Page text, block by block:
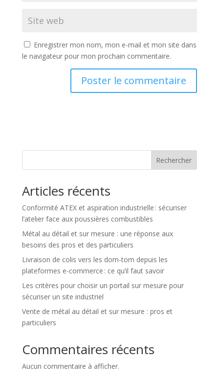
Enregistrer mon nom, mon e-mail et mon site dans
le navigateur pour mon prochain commentaire.
Rechercher
Articles récents
Conformité ATEX et aspiration industrielle : sécuriser
l’atelier face aux poussières combustibles
Métal au détail et sur mesure : une réponse aux
besoins des pros et des particuliers
Livraison de colis vers les dom-tom depuis les
plateformes e-commerce : ce qu’il faut savoir
Les critères pour choisir un portail sur mesure pour
sécuriser un site industriel
Vente de métal au détail et sur mesure : pros et
particuliers
Commentaires récents
Aucun commentaire à afficher.